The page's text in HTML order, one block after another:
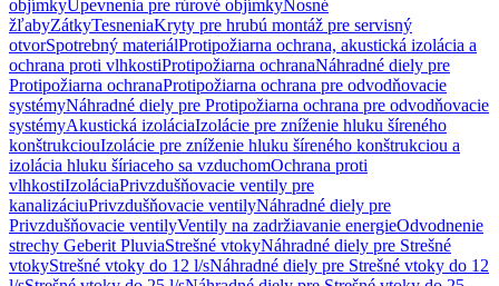
objímkyUpevnenia pre rúrové objímkyNosné
žľabyZátkyTesneniaKryty pre hrubú montáž pre servisný
otvorSpotrebný materiálProtipožiarna ochrana, akustická izolácia a
ochrana proti vlhkostiProtipožiarna ochranaNáhradné diely pre
Protipožiarna ochranaProtipožiarna ochrana pre odvodňovacie
systémyNáhradné diely pre Protipožiarna ochrana pre odvodňovacie
systémyAkustická izoláciaIzolácie pre zníženie hluku šíreného
konštrukciouIzolácie pre zníženie hluku šíreného konštrukciou a
izolácia hluku šíriaceho sa vzduchomOchrana proti
vlhkostiIzoláciaPrivzdušňovacie ventily pre
kanalizáciuPrivzdušňovacie ventilyNáhradné diely pre
Privzdušňovacie ventilyVentily na zadržiavanie energieOdvodnenie
strechy Geberit PluviaStrešné vtokyNáhradné diely pre Strešné
vtokyStrešné vtoky do 12 l/sNáhradné diely pre Strešné vtoky do 12